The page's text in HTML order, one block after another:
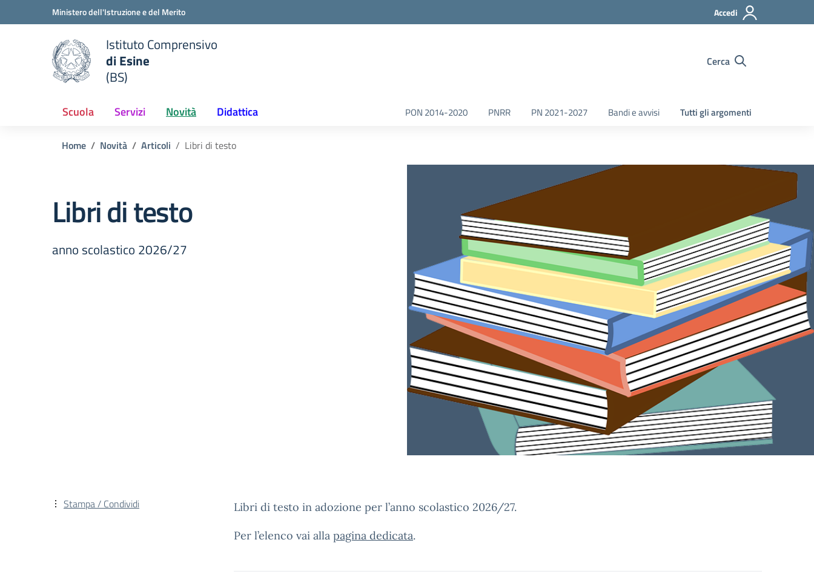
Vai ai contenuti
Vai al menu di navigazioneMinistero dell'Istruzione e del Merito Accedi
scuola
Istituto Comprensivo
di Esine
(BS)
Cerca
Scuola Servizi Novità Didattica PON 2014-2020 PNRR PN 2021-2027 Bandi e avvisi Tutti gli argomenti
Home Novità Articoli Libri di testo
Libri di testo
anno scolastico 2026/27
Libri di testo in adozione per l’anno scolastico 2026/27.
Per l’elenco vai alla pagina dedicata.
Stampa / Condividi